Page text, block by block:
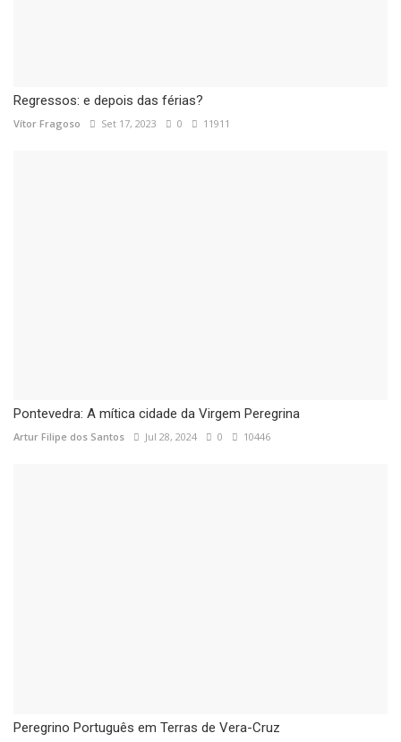
Regressos: e depois das férias?
Vítor Fragoso Set 17, 2023 0 11911
Pontevedra: A mítica cidade da Virgem Peregrina
Artur Filipe dos Santos Jul 28, 2024 0 10446
Peregrino Português em Terras de Vera-Cruz